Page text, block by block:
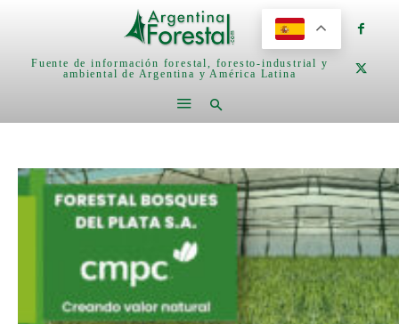
Fuente de información forestal, foresto-industrial y
ambiental de Argentina y América Latina